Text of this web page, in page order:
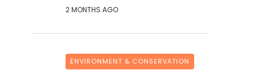
2 MONTHS AGO
ENVIRONMENT & CONSERVATION